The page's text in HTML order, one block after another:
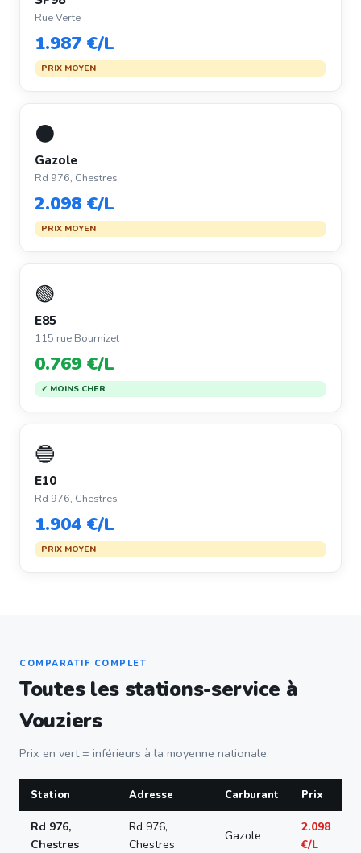
Rue Verte
1.987 €/L
PRIX MOYEN
⚫
Gazole
Rd 976, Chestres
2.098 €/L
PRIX MOYEN
🟢
E85
115 rue Bournizet
0.769 €/L
✓ MOINS CHER
🔵
E10
Rd 976, Chestres
1.904 €/L
PRIX MOYEN
COMPARATIF COMPLET
Toutes les stations-service à
Vouziers
Prix en vert = inférieurs à la moyenne nationale.
Station Adresse Carburant Prix
Rd 976,
Chestres
Rd 976,
Chestres
Gazole
2.098
€/L